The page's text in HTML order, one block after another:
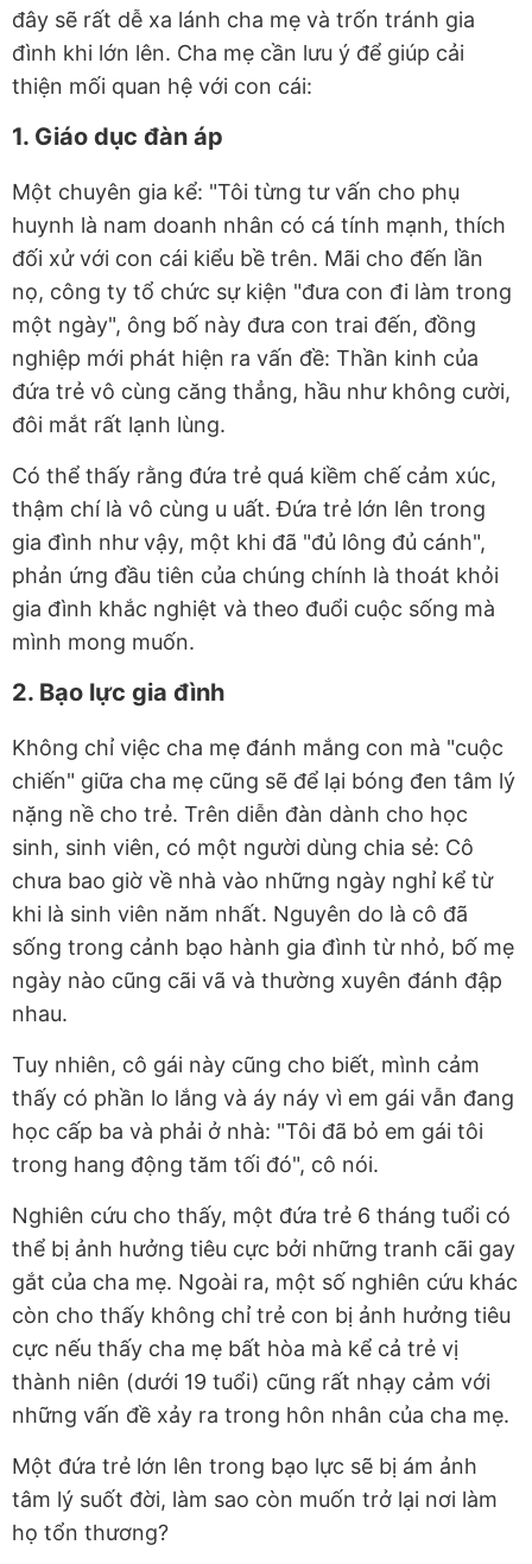
đây sẽ rất dễ xa lánh cha mẹ và trốn tránh gia
đình khi lớn lên. Cha mẹ cần lưu ý để giúp cải
thiện mối quan hệ với con cái:
1. Giáo dục đàn áp
Một chuyên gia kể: "Tôi từng tư vấn cho phụ
huynh là nam doanh nhân có cá tính mạnh, thích
đối xử với con cái kiểu bề trên. Mãi cho đến lần
nọ, công ty tổ chức sự kiện "đưa con đi làm trong
một ngày", ông bố này đưa con trai đến, đồng
nghiệp mới phát hiện ra vấn đề: Thần kinh của
đứa trẻ vô cùng căng thẳng, hầu như không cười,
đôi mắt rất lạnh lùng.
Có thể thấy rằng đứa trẻ quá kiềm chế cảm xúc,
thậm chí là vô cùng u uất. Đứa trẻ lớn lên trong
gia đình như vậy, một khi đã "đủ lông đủ cánh",
phản ứng đầu tiên của chúng chính là thoát khỏi
gia đình khắc nghiệt và theo đuổi cuộc sống mà
mình mong muốn.
2. Bạo lực gia đình
Không chỉ việc cha mẹ đánh mắng con mà "cuộc
chiến" giữa cha mẹ cũng sẽ để lại bóng đen tâm lý
nặng nề cho trẻ. Trên diễn đàn dành cho học
sinh, sinh viên, có một người dùng chia sẻ: Cô
chưa bao giờ về nhà vào những ngày nghỉ kể từ
khi là sinh viên năm nhất. Nguyên do là cô đã
sống trong cảnh bạo hành gia đình từ nhỏ, bố mẹ
ngày nào cũng cãi vã và thường xuyên đánh đập
nhau.
Tuy nhiên, cô gái này cũng cho biết, mình cảm
thấy có phần lo lắng và áy náy vì em gái vẫn đang
học cấp ba và phải ở nhà: "Tôi đã bỏ em gái tôi
trong hang động tăm tối đó", cô nói.
Nghiên cứu cho thấy, một đứa trẻ 6 tháng tuổi có
thể bị ảnh hưởng tiêu cực bởi những tranh cãi gay
gắt của cha mẹ. Ngoài ra, một số nghiên cứu khác
còn cho thấy không chỉ trẻ con bị ảnh hưởng tiêu
cực nếu thấy cha mẹ bất hòa mà kể cả trẻ vị
thành niên (dưới 19 tuổi) cũng rất nhạy cảm với
những vấn đề xảy ra trong hôn nhân của cha mẹ.
Một đứa trẻ lớn lên trong bạo lực sẽ bị ám ảnh
tâm lý suốt đời, làm sao còn muốn trở lại nơi làm
họ tổn thương?